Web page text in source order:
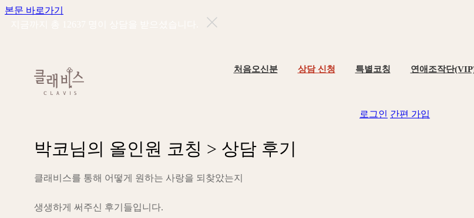
본문 바로가기
처음오신분 상담 신청 특별코칭 연애조작단
로그인 간편 가입
박코 님의 올인원 코 칭 > 상담 후기
클래 비 스를 통해 어 떻게 원하는 사랑을 되 찾았는지
생생하게 써 주신 후기 들입니 다.